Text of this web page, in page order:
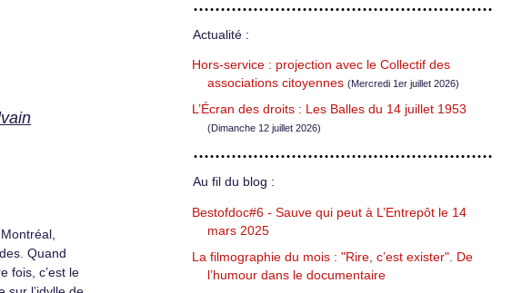
Quand
fois, c’est le
Actualité :
Hors-service : projection avec le Collectif des
associations citoyennes (Mercredi 1er juillet 2026)
L’Écran des droits : Les Balles du 14 juillet 1953
(Dimanche 12 juillet 2026)
Au fil du blog :
Bestofdoc#6 - Sauve qui peut à L’Entrepôt le 14
mars 2025
La filmographie du mois : "Rire, c’est exister". De
l’humour dans le documentaire